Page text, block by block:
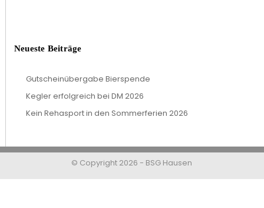
Neueste Beiträge
Gutscheinübergabe Bierspende
Kegler erfolgreich bei DM 2026
Kein Rehasport in den Sommerferien 2026
© Copyright 2026 - BSG Hausen